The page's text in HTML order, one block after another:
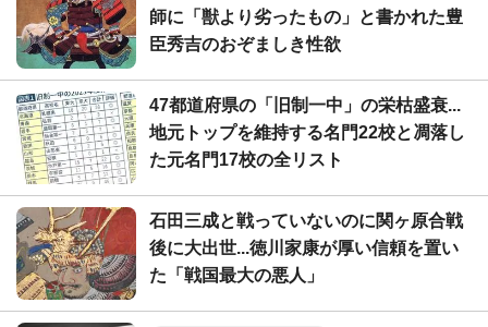
師に「獣より劣ったもの」と書かれた豊
臣秀吉のおぞましき性欲
47都道府県の「旧制一中」の栄枯盛衰...
地元トップを維持する名門22校と凋落し
た元名門17校の全リスト
石田三成と戦っていないのに関ヶ原合戦
後に大出世...徳川家康が厚い信頼を置い
た「戦国最大の悪人」